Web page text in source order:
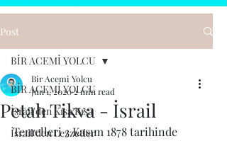
Post
BİR ACEMİ YOLCU
İsrail'den Kısa Kısa
İsrail'den Lezzetler
BİR ACEMİ YOLCU
Petah Tikva - İsrail
Bir Acemi Yolcu
Jun 1, 20202 min read
Temelleri 3 Kasım 1878 tarihinde